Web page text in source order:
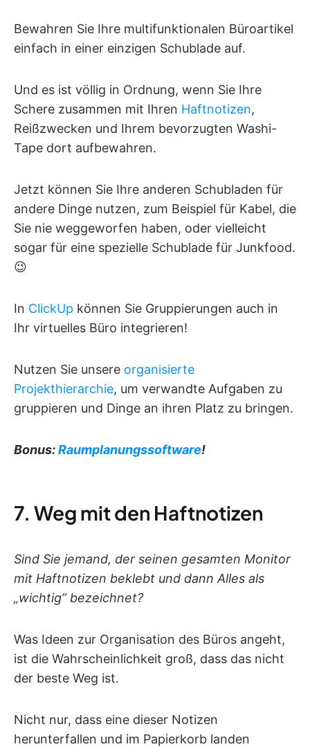
Bewahren Sie Ihre multifunktionalen Büroartikel
einfach in einer einzigen Schublade auf.
Und es ist völlig in Ordnung, wenn Sie Ihre
Schere zusammen mit Ihren Haftnotizen,
Reißzwecken und Ihrem bevorzugten Washi-
Tape dort aufbewahren.
Jetzt können Sie Ihre anderen Schubladen für
andere Dinge nutzen, zum Beispiel für Kabel, die
Sie nie weggeworfen haben, oder vielleicht
sogar für eine spezielle Schublade für Junkfood.
😉
In ClickUp können Sie Gruppierungen auch in
Ihr virtuelles Büro integrieren!
Nutzen Sie unsere organisierte
Projekthierarchie, um verwandte Aufgaben zu
gruppieren und Dinge an ihren Platz zu bringen.
Bonus:Raumplanungssoftware!
7. Weg mit den Haftnotizen
Sind Sie jemand, der seinen gesamten Monitor
mit Haftnotizen beklebt und dann Alles als
„wichtig” bezeichnet?
Was Ideen zur Organisation des Büros angeht,
ist die Wahrscheinlichkeit groß, dass das nicht
der beste Weg ist.
Nicht nur, dass eine dieser Notizen
herunterfallen und im Papierkorb landen